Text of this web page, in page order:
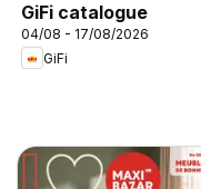
GiFi catalogue
04/08 - 17/08/2026
GiFi